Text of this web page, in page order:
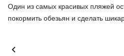
Один из самых красивых пляжей
покормить обезьян и сделать
